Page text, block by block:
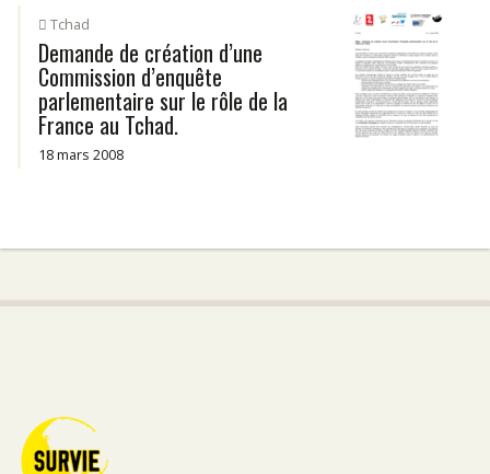
Tchad
Demande de création d’une
Commission d’enquête
parlementaire sur le rôle de la
France au Tchad.
18 mars 2008